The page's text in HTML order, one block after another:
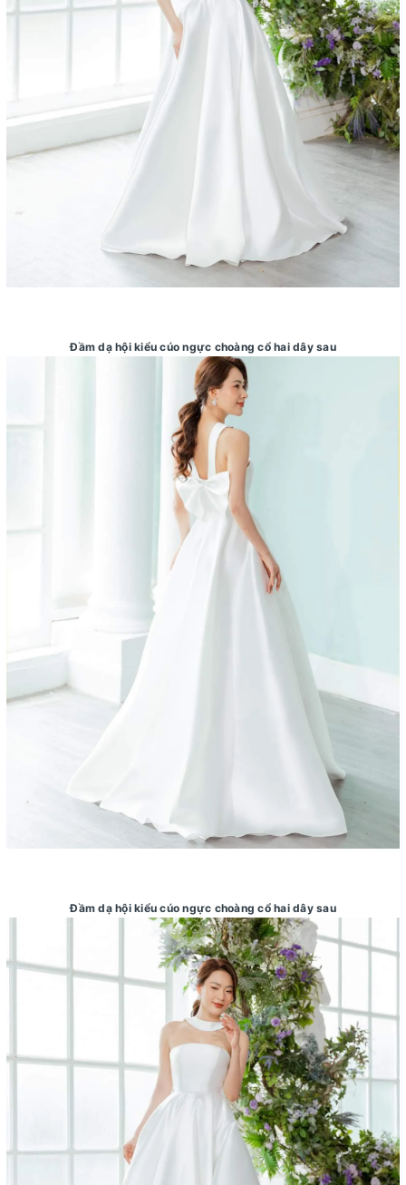
Đầm dạ hội kiểu cúo ngực choàng cổ hai dây sau
Đầm dạ hội kiểu cúo ngực choàng cổ hai dây sau